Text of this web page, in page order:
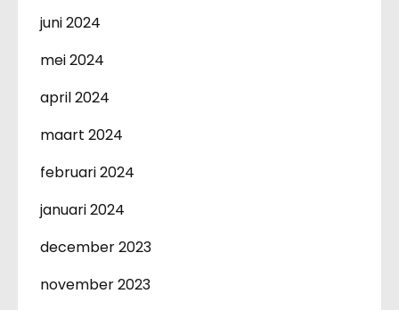
juni 2024
mei 2024
april 2024
maart 2024
februari 2024
januari 2024
december 2023
november 2023